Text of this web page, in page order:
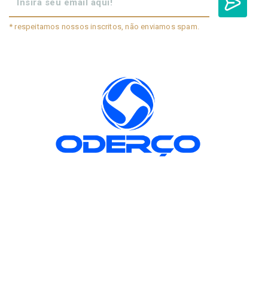
* respeitamos nossos inscritos, não enviamos spam.